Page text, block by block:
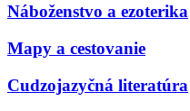
Náboženstvo a ezoterika
Mapy a cestovanie
Cudzojazyčná literatúra